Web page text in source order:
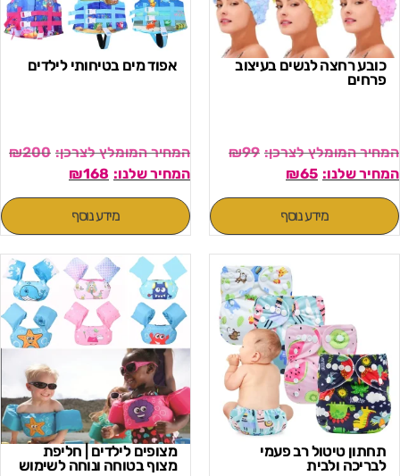
כובע רחצה לנשים בעיצוב
פרחים
₪99
₪65
מידע נוסף
אפוד מים בטיחותי לילדים
₪200
₪168
מידע נוסף
תחתון טיטול רב פעמי
לבריכה ולבית
מצופים לילדים | חליפת
מצוף בטוחה ונוחה לשימוש